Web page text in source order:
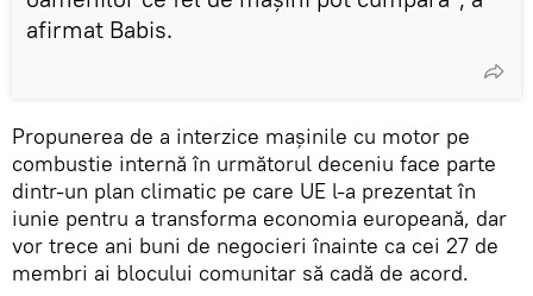
afirmat Babis.
Propunerea de a interzice mașinile cu motor pe
combustie internă în următorul deceniu face parte
dintr-un plan climatic pe care UE l-a prezentat în
iunie pentru a transforma economia europeană, dar
vor trece ani buni de negocieri înainte ca cei 27 de
membri ai blocului comunitar să cadă de acord.